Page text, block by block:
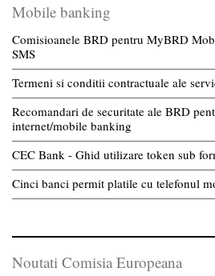
Mobile banking
Comisioanele BRD pentru MyBRD
SMS
Termeni si conditii contractuale ale
Recomandari de securitate ale BRD
internet/mobile banking
CEC Bank - Ghid utilizare token sub
Cinci banci permit platile cu telefonul
Noutati Comisia Europeana